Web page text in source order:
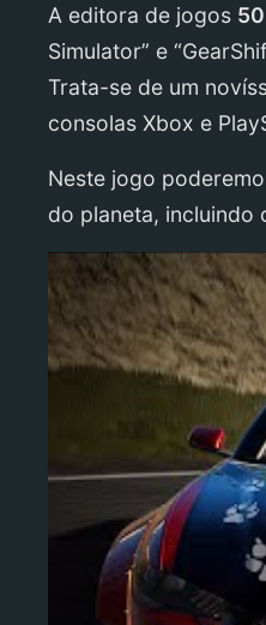
A editora de jogos
Simulator” e
Trata-se de um
consolas Xbox e
Neste jogo
do planeta, incluindo